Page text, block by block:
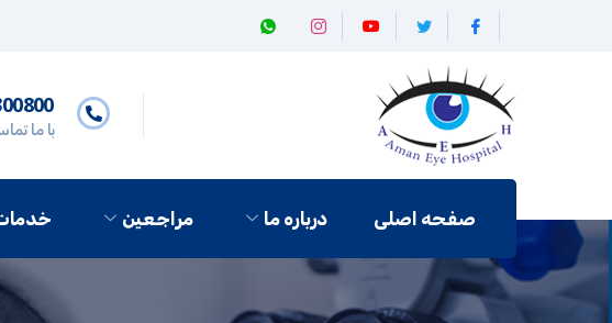
با ما
صفحه اصلی درباره ما مراجعین